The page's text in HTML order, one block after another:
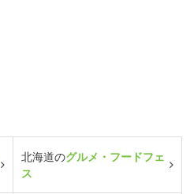
北海道のグルメ・フードフェ
ス